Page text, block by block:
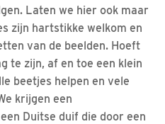
Laten we hier ook maar
zijn hartstikke welkom en
van de beelden. Hoeft
te zijn, af en toe een klein
beetjes helpen en vele
krijgen een
Duitse duif die door een